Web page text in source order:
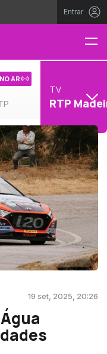
Entrar
NO AR
TV
RTP
19 set, 2025, 20:26